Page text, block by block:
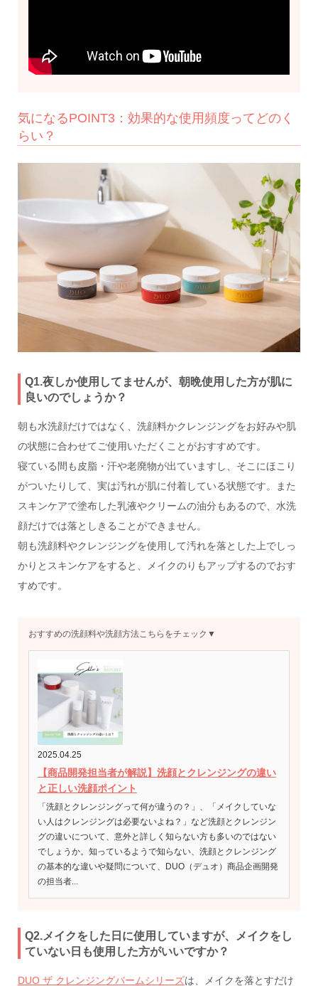
気になるPOINT3：効果的な使用頻度ってどのく
らい？
Q1.夜しか使用してませんが、朝晩使用した方が肌に
良いのでしょうか？
朝も水洗顔だけではなく、洗顔料かクレンジングをお好みや肌
の状態に合わせてご使用いただくことがおすすめです。
寝ている間も皮脂・汗や老廃物が出ていますし、そこにほこり
がついたりして、実は汚れが肌に付着している状態です。また
スキンケアで塗布した乳液やクリームの油分もあるので、水洗
顔だけでは落としきることができません。
朝も洗顔料やクレンジングを使用して汚れを落とした上でしっ
かりとスキンケアをすると、メイクのりもアップするのでおす
すめです。
おすすめの洗顔料や洗顔方法こちらをチェック▼
2025.04.25
【商品開発担当者が解説】洗顔とクレンジングの違い
と正しい洗顔ポイント
「洗顔とクレンジングって何が違うの？」、「メイクしていな
い人はクレンジングは必要ないよね？」など洗顔とクレンジン
グの違いについて、意外と詳しく知らない方も多いのではない
でしょうか。知っているようで知らない、洗顔とクレンジング
の基本的な違いや疑問について、DUO（デュオ）商品企画開発
の担当者...
Q2.メイクをした日に使用していますが、メイクをし
ていない日も使用した方がいいですか？
DUO ザ クレンジングバームシリーズは、メイクを落とすだけ